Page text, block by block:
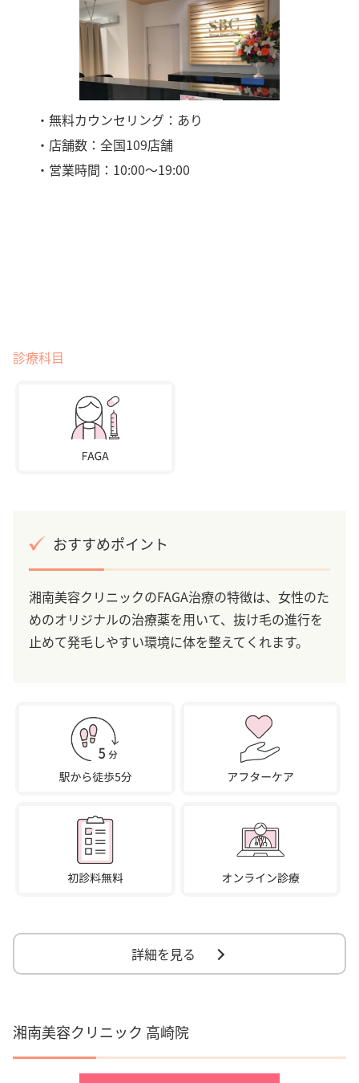
・無料カウンセリング：あり
・店舗数：全国109店舗
・営業時間：10:00〜19:00
診療科目
おすすめポイント
湘南美容クリニックのFAGA治療の特徴は、女性のた
めのオリジナルの治療薬を用いて、抜け毛の進行を
止めて発毛しやすい環境に体を整えてくれます。
詳細を見る
湘南美容クリニック 高崎院